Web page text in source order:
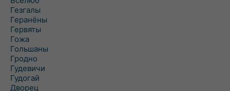
Гезгалы
Геранёны
Гервяты
Гожа
Гольшаны
Гродно
Гудевичи
Гудогай
Дворец